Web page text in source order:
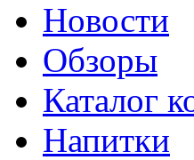
Новости
Обзоры
Каталог
Напитки